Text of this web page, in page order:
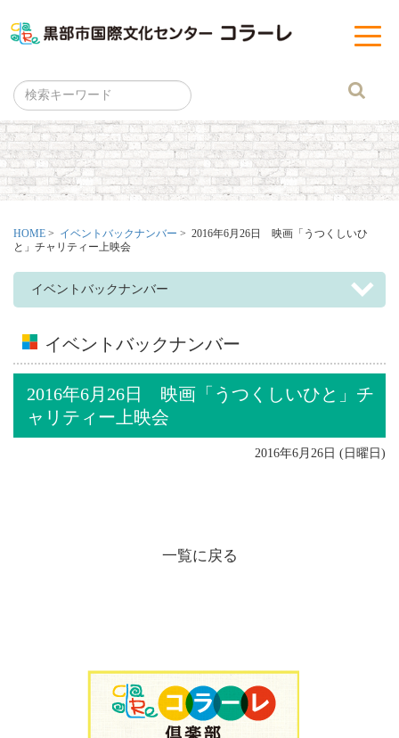
黒部
t
o
v
i
g
a
t
i
o
HOME > イベントバックナンバー > 2016年6月26日 映画「うつくしいひ
と」チャリティー上映会
イベントバックナンバー
イベントバックナンバー
2016年6月26日 映画「うつくしいひと」チ
ャリティー上映会
2016年6月26日 (日曜日)
一覧に戻る